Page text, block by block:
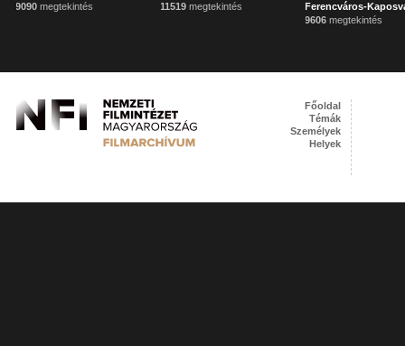
9090 megtekintés
11519 megtekintés
Ferencváros-
9606 megtekintés
Főoldal
Témák
Személyek
Helyek